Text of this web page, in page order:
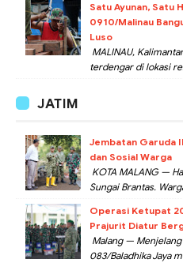
Satu Ayunan, Satu
0910/Malinau
Luso
MALINAU,
terdengar di lokasi
JATIM
Jembatan Garuda
dan Sosial Warga
KOTA MALANG —
Sungai Brantas.
Operasi Ketupat
Prajurit Diatur
Malang —
083/Baladhika Jaya